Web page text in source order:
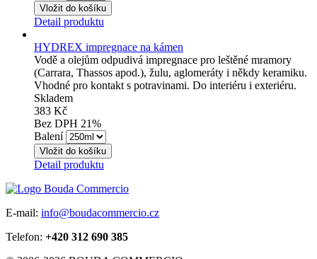
Detail produktu
HYDREX impregnace na kámen
Vodě a olejům odpudivá impregnace pro leštěné mramory
(Carrara, Thassos apod.), žulu, aglomeráty i někdy keramiku.
Vhodné pro kontakt s potravinami. Do interiéru i exteriéru.
Skladem
383 Kč
Bez DPH 21%
Balení
Detail produktu
E-mail: info@boudacommercio.cz
Telefon: +420 312 690 385